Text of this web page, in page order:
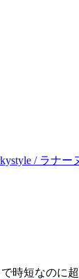
/ ラナ
時短なのに